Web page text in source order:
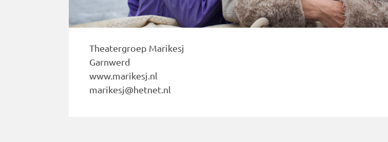
Theatergroep Marikesj
Garnwerd
www.marikesj.nl
marikesj@hetnet.nl